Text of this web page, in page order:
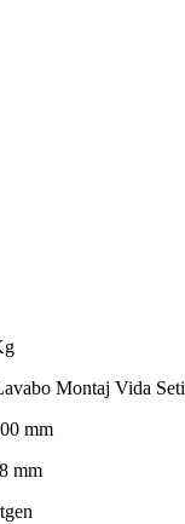
Montaj Vida Seti
mm
mm